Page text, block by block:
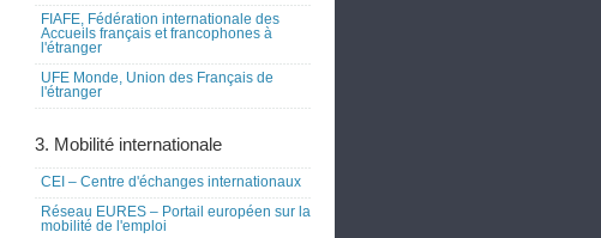
FIAFE, Fédération internationale des
Accueils français et francophones à
l'étranger
UFE Monde, Union des Français de
l'étranger
3. Mobilité internationale
CEI – Centre d'échanges internationaux
Réseau EURES – Portail européen sur la
mobilité de l'emploi